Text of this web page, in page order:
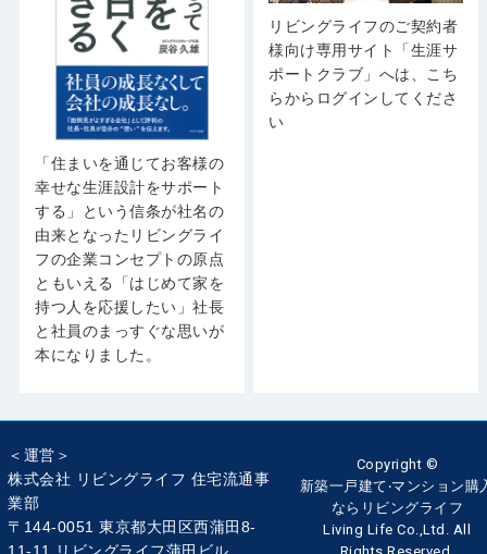
「住まいを通じてお客様の
幸せな生涯設計をサポート
する」という信条が社名の
由来となったリビングライ
フの企業コンセプトの原点
ともいえる「はじめて家を
持つ人を応援したい」社長
と社員のまっすぐな思いが
本になりました。
リビングライフのご契約者
様向け専用サイト「生涯サ
ポートクラブ」へは、こち
らからログインしてくださ
い
＜運営＞
株式会社 リビングライフ 住宅流通事
業部
〒144-0051 東京都大田区西蒲田8-
Copyright ©
新築一戸建て‧マンション購
ならリビングライフ
Living Life Co.,Ltd. All